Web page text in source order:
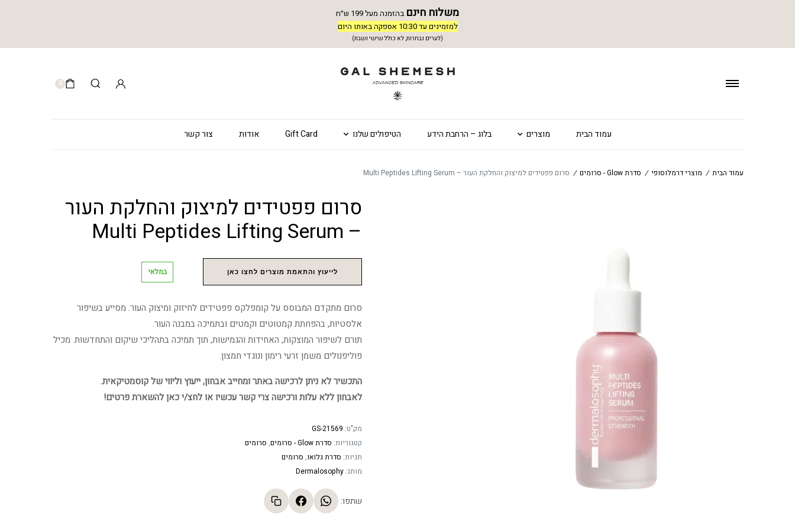
משלוח חינם בהזמנה מעל 199 ש״ח
למזמינים עד 10:30 אספקה באותו היום
(לערים נבחרות, לא כולל שישי ושבת)
0
עמוד הבית מוצרים בלוג – הרחבת הידע הטיפולים שלנו Gift Card אודות צור קשר
עמוד הבית / מוצרי דרמלוסופי / סדרת Glow - סרומים / סרום פפטידים למיצוק והחלקת העור – Multi Peptides Lifting Serum
סרום פפטידים למיצוק והחלקת העור
– Multi Peptides Lifting Serum
לייעוץ והתאמת מוצרים לחצו כאן במלאי
סרום מתקדם המבוסס על קומפלקס פפטידים לחיזוק ומיצוק העור. מסייע בשיפור
אלסטיות, בהפחתת קמטוטים וקמטים ובתמיכה במבנה העור.
תורם לשיפור המוצקות, האחידות והגמישות, תוך תמיכה בתהליכי שיקום והתחדשות. מכיל
פוליפנולים משמן זרעי רימון ונוגדי חמצון.
התכשיר לא ניתן לרכישה באתר ומחייב אבחון, ייעוץ וליווי של קוסמטיקאית.
לאבחון ללא עלות ורכישה צרי קשר עכשיו או לחצ/י כאן להשארת פרטים!
מק"ט: GS-21569
קטגוריות: סדרת Glow - סרומים , סרומים
תגיות: סדרת גלואו, סרומים
מותג: Dermalosophy
שתפו: